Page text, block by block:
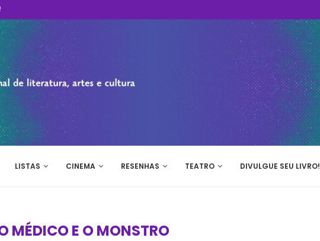
LISTAS CINEMA RESENHAS TEATRO DIVULGUE SEU LIVRO!
MÉDICO E O MONSTRO